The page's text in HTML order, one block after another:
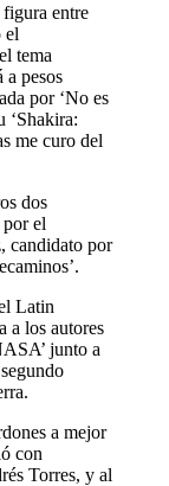
entre
el
tema
a pesos
por ‘No es
‘Shakira:
me curo del
dos
el
candidato por
Latin
a los autores
junto a
a mejor
con
Torres, y al